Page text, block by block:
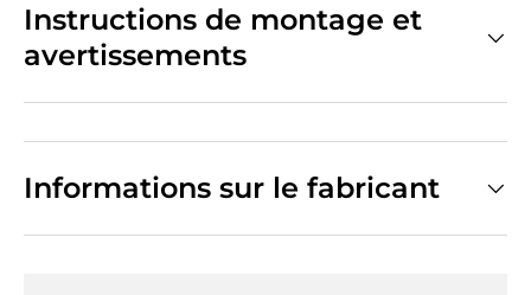
Instructions de montage et
avertissements
Informations sur le fabricant